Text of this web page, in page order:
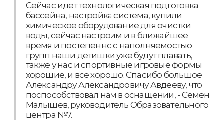
Сейчас идет технологическая подготовка
бассейна, настройка система, купили
химическое оборудование для очистки
воды, сейчас настроим и в ближайшее
время и постепенно с наполняемостью
групп наши детишки уже будут плавать,
также у нас и спортивные игровые формы
хорошие, и все хорошо. Спасибо большое
Александру Александровичу Авдееву, что
поспособствовал нам в оснащении, - Семен
Малышев, руководитель Образовательного
центра №7.